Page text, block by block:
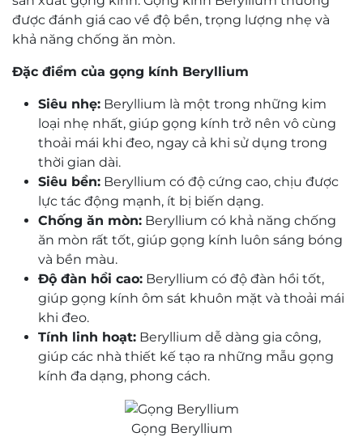
được đánh giá cao về độ bền, trọng lượng nhẹ và
khả năng chống ăn mòn.
Đặc điểm của gọng kính Beryllium
Siêu nhẹ: Beryllium là một trong những kim
loại nhẹ nhất, giúp gọng kính trở nên vô cùng
thoải mái khi đeo, ngay cả khi sử dụng trong
thời gian dài.
Siêu bền: Beryllium có độ cứng cao, chịu được
lực tác động mạnh, ít bị biến dạng.
Chống ăn mòn: Beryllium có khả năng chống
ăn mòn rất tốt, giúp gọng kính luôn sáng bóng
và bền màu.
Độ đàn hồi cao: Beryllium có độ đàn hồi tốt,
giúp gọng kính ôm sát khuôn mặt và thoải mái
khi đeo.
Tính linh hoạt: Beryllium dễ dàng gia công,
giúp các nhà thiết kế tạo ra những mẫu gọng
kính đa dạng, phong cách.
Gọng Beryllium